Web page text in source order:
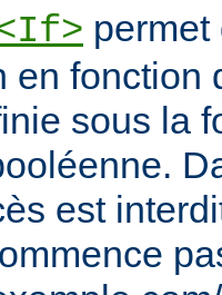
permet
en fonction
sous la
est